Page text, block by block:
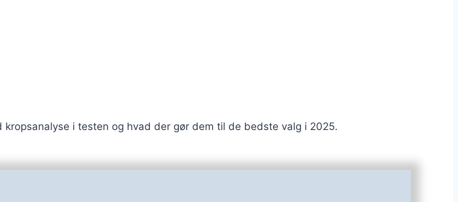
i testen og hvad der gør dem til de bedste valg i 2025.